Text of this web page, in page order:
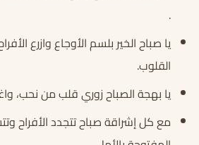
.
يا صباح الخير بلسم الأوجاع وازرع
القلوب.
يا بهجة الصباح زوري قلب من نحب،
مع كل إشراقة صباح تتجدد الأفراح